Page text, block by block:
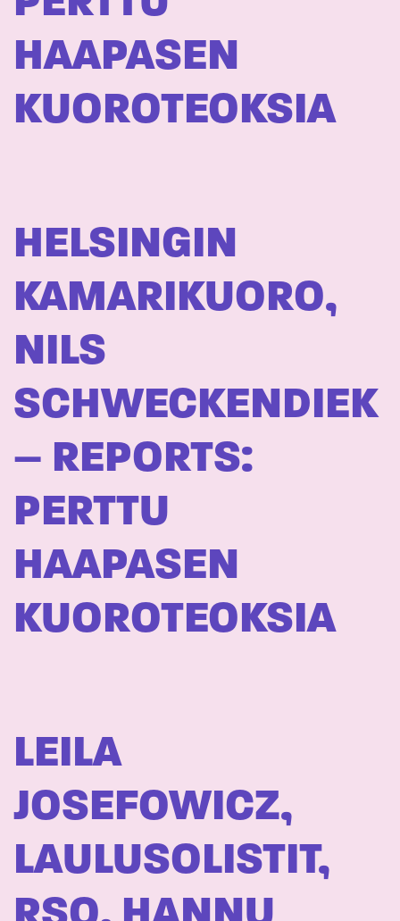
HAAPASEN
KUOROTEOKSIA
HELSINGIN
KAMARIKUORO,
NILS
SCHWECKENDIEK
– REPORTS:
PERTTU
HAAPASEN
KUOROTEOKSIA
LEILA
JOSEFOWICZ,
LAULUSOLISTIT,